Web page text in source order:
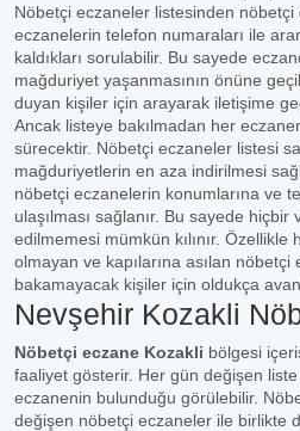
Nöbetçi eczaneler listesinden nöbetçi
eczanelerin telefon numaraları ile
kaldıkları sorulabilir. Bu sayede
mağduriyet yaşanmasının önüne
duyan kişiler için arayarak iletişime
Ancak listeye bakılmadan her
sürecektir. Nöbetçi eczaneler listesi
mağduriyetlerin en aza indirilmesi
nöbetçi eczanelerin konumlarına ve
ulaşılması sağlanır. Bu sayede hiçbir
edilmemesi mümkün kılınır.
olmayan ve kapılarına asılan nöbetçi
bakamayacak kişiler için oldukça
Nevşehir Kozakli
Nöbetçi eczane Kozakli bölgesi
faaliyet gösterir. Her gün değişen
eczanenin bulunduğu görülebilir.
değişen nöbetçi eczaneler ile birlikte